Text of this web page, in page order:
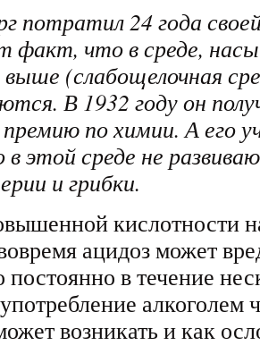
потратил 24 года
факт, что в среде,
(слабощелочная
В 1932 году он
по химии. А его
в этой среде не
и грибки.
кислотности
ацидоз может
постоянно в течение
алкоголем
возникать и как